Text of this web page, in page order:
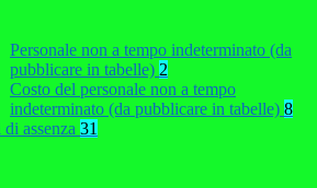
Personale non a tempo indeterminato (da
pubblicare in tabelle) 2
Costo del personale non a tempo
indeterminato (da pubblicare in tabelle) 8
di assenza 31